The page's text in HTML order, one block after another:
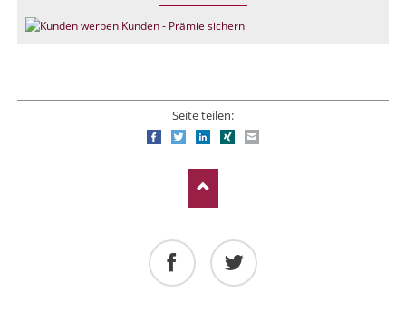
Seite teilen:
FacebookTwitterLinkedIn
Xing